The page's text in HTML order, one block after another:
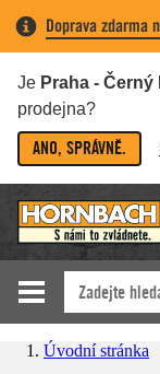
Doprava zdarma
Je Praha - Černý
prodejna?
ANO, SPRÁVNĚ.
Úvodní stránka